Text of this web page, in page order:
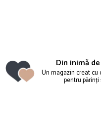
Din inimă
Un magazin creat cu
pentru părinți